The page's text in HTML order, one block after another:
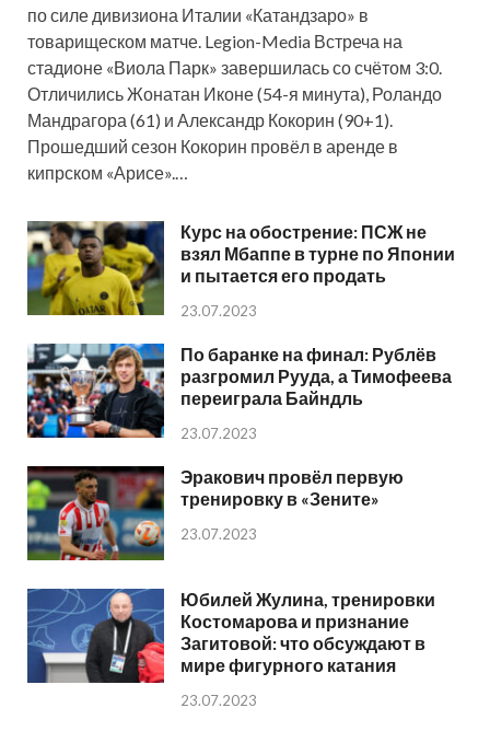
по силе дивизиона Италии «Катандзаро» в
товарищеском матче. Legion-Media Встреча на
стадионе «Виола Парк» завершилась со счётом 3:0.
Отличились Жонатан Иконе (54-я минута), Роландо
Мандрагора (61) и Александр Кокорин (90+1).
Прошедший сезон Кокорин провёл в аренде в
кипрском «Арисе».…
Курс на обострение: ПСЖ не
взял Мбаппе в турне по Японии
и пытается его продать
23.07.2023
По баранке на финал: Рублёв
разгромил Рууда, а Тимофеева
переиграла Байндль
23.07.2023
Эракович провёл первую
тренировку в «Зените»
23.07.2023
Юбилей Жулина, тренировки
Костомарова и признание
Загитовой: что обсуждают в
мире фигурного катания
23.07.2023